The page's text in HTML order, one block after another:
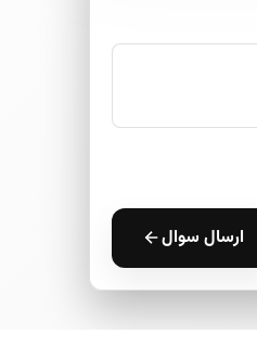
ارسال سوال